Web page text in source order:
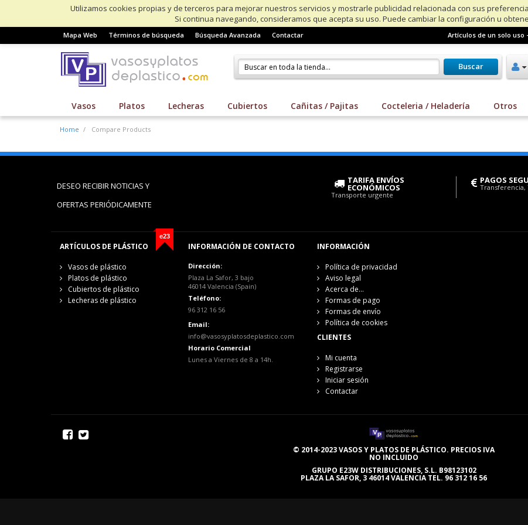
Utilizamos cookies propias y de terceros para mejorar nuestros servicios y mostrarle publicidad relacionada con sus
Si continua navegando, consideramos que acepta su uso. Puede cambiar la configuración u
Mapa Web Términos de búsqueda Búsqueda Avanzada Contactar Artículos de un solo uso -
Buscar
Vasos Platos Lecheras Cubiertos Cañitas / Pajitas Cocteleria / Heladería Otros
Home Compare Products
DESEO RECIBIR NOTICIAS Y
OFERTAS PERIÓDICAMENTE
TARIFA ENVÍOS
ECONÓMICOS
Transporte urgente
PAGOS
Transferencia,
e23
ARTÍCULOS DE PLÁSTICO
Vasos de plástico
Platos de plástico
Cubiertos de plástico
Lecheras de plástico
INFORMACIÓN DE CONTACTO
Dirección:
Plaza La Safor, 3 bajo
46014 Valencia (Spain)
Teléfono:
96 312 16 56
Email:
info@vasosyplatosdeplastico.com
Horario Comercial
Lunes a Viernes de 8 a 14h.
INFORMACIÓN
Política de privacidad
Aviso legal
Acerca de...
Formas de pago
Formas de envío
Política de cookies
CLIENTES
Mi cuenta
Registrarse
Iniciar sesión
Contactar
© 2014-2023 VASOS Y PLATOS DE PLÁSTICO. PRECIOS IVA
NO INCLUIDO
GRUPO E23W DISTRIBUCIONES, S.L. B98123102
PLAZA LA SAFOR, 3 46014 VALENCIA TEL. 96 312 16 56